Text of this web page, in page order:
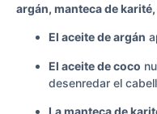
argán, manteca de
El aceite de argán
El aceite de coco
desenredar el
La manteca de